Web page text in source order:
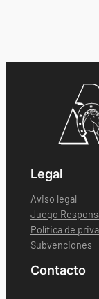
Legal
Aviso legal
Juego
Política de
Subvenciones
Contacto